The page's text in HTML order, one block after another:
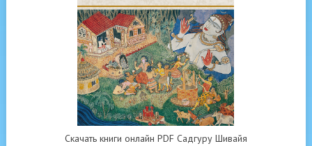
Скачать книги онлайн PDF Садгуру Шивайя